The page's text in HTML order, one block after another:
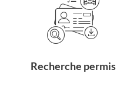
Recherche permis